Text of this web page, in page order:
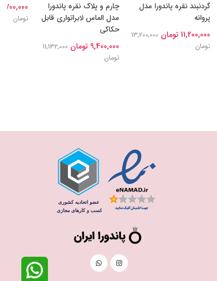
گردنبند نقره پاندورا مدل
پروانه
11,200,000 تومان
13,200,000
تومان
چارم و پلاک نقره پاندورا
مدل الماس لابراتواری قابل
حکاکی
9,400,000 تومان
11,132,000
تومان
9,700,000
تومان